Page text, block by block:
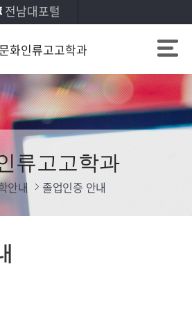
전남대포털
화인류고고학과
류고고학과
안내 졸업인증 안내